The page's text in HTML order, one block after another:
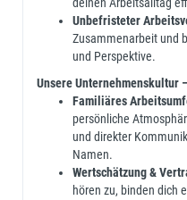
Unbefristeter
Zusammenarbeit und
und Perspektive.
Unsere Unternehmenskultur
Familiäres
persönliche
und direkter
Namen.
Wertschätzung &
hören zu, binden dich